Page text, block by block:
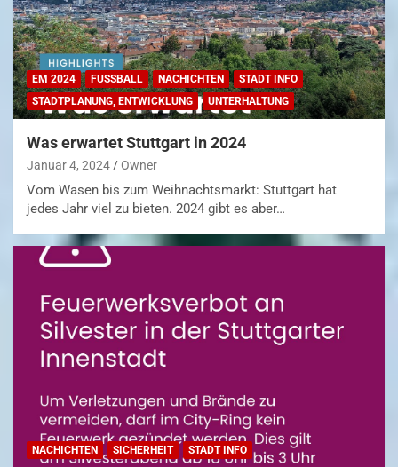
EM 2024 FUSSBALL NACHICHTEN
STADT INFO
STADTPLANUNG, ENTWICKLUNG
UNTERHALTUNG
Was erwartet Stuttgart in 2024
Januar 4, 2024 Owner
Vom Wasen bis zum Weihnachtsmarkt: Stuttgart hat
jedes Jahr viel zu bieten. 2024 gibt es aber…
NACHICHTEN SICHERHEIT STADT INFO